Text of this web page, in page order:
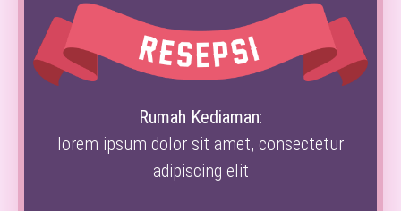
Rumah Kediaman:
lorem ipsum dolor sit amet, consectetur
adipiscing elit